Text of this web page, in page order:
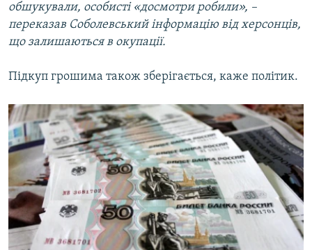
обшукували, особисті «досмотри робили», –
переказав Соболевський інформацію від херсонців,
що залишаються в окупації.
Підкуп грошима також зберігається, каже політик.